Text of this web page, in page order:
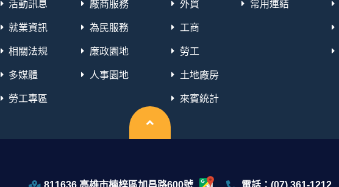
活動訊息
就業資訊
相關法規
多媒體
勞工專區
廠商服務
為民服務
廉政園地
人事園地
外貿
工商
勞工
土地廠房
來賓統計
常用連結
811636 高雄市楠梓區加昌路600號 電話：(07) 361-1212